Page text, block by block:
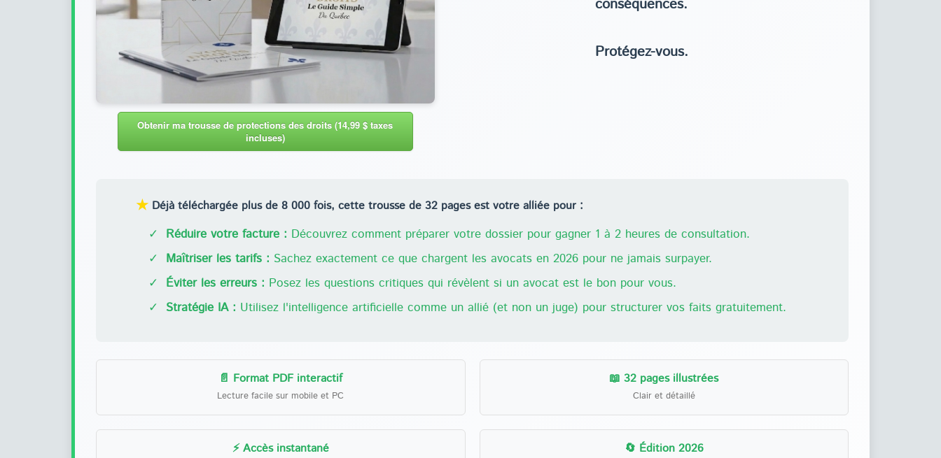
Obtenir ma trousse de protections des droits (14,99 $ taxes
incluses)
conséquences.
Protégez-vous.
★ Déjà téléchargée plus de 8 000 fois, cette trousse de 32 pages est votre alliée pour :
✓ Réduire votre facture : Découvrez comment préparer votre dossier pour gagner 1 à 2 heures de consultation.
✓ Maîtriser les tarifs : Sachez exactement ce que chargent les avocats en 2026 pour ne jamais surpayer.
✓ Éviter les erreurs : Posez les questions critiques qui révèlent si un avocat est le bon pour vous.
✓ Stratégie IA : Utilisez l'intelligence artificielle comme un allié (et non un juge) pour structurer vos faits gratuitement.
📄 Format PDF interactif
Lecture facile sur mobile et PC
📖 32 pages illustrées
Clair et détaillé
⚡ Accès instantané 🔄 Édition 2026